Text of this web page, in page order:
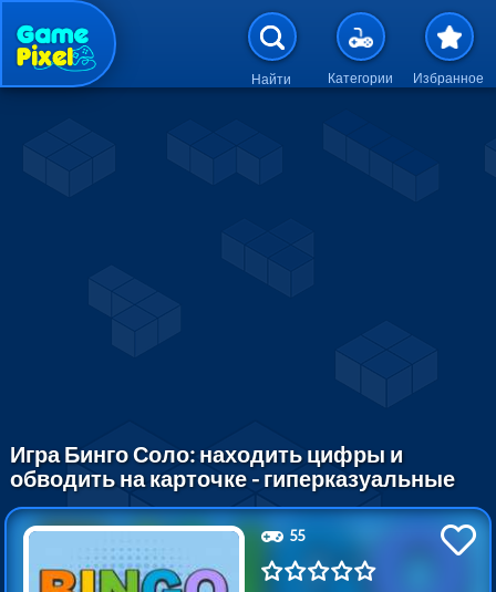
Перейти к основному
Найти Категории Избранное
Игра Бинго Соло: находить цифры и
обводить на карточке - гиперказуальные
55